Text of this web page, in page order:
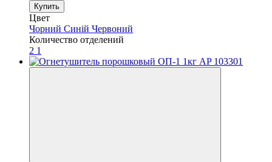
Купить
Цвет
Чорний Синій Червоний
Количество отделений
2 1